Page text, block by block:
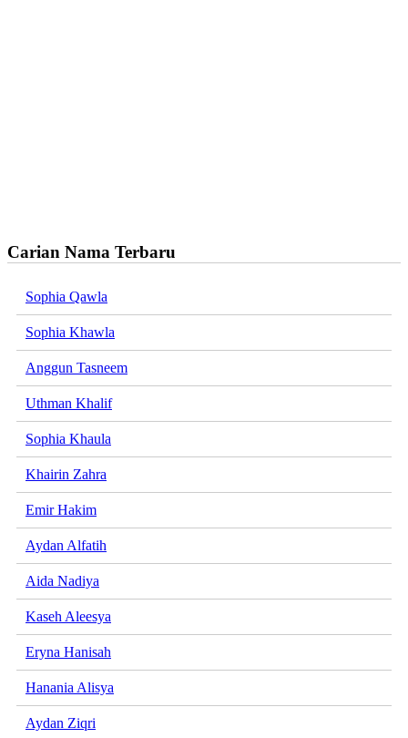
Carian Nama Terbaru
Sophia Qawla
Sophia Khawla
Anggun Tasneem
Uthman Khalif
Sophia Khaula
Khairin Zahra
Emir Hakim
Aydan Alfatih
Aida Nadiya
Kaseh Aleesya
Eryna Hanisah
Hanania Alisya
Aydan Ziqri